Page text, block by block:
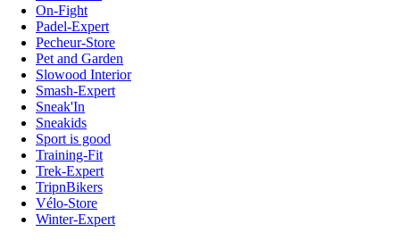
On-Fight
Padel-Expert
Pecheur-Store
Pet and Garden
Slowood Interior
Smash-Expert
Sneak'In
Sneakids
Sport is good
Training-Fit
Trek-Expert
TripnBikers
Vélo-Store
Winter-Expert